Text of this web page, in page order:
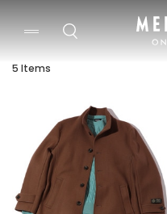
5 Items